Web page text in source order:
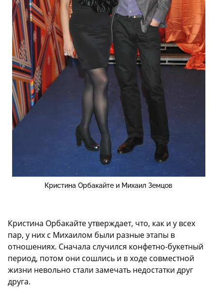
Кристина Орбакайте и Михаил Земцов
Кристина Орбакайте утверждает, что, как и у всех
пар, у них с Михаилом были разные этапы в
отношениях. Сначала случился конфетно-букетный
период, потом они сошлись и в ходе совместной
жизни невольно стали замечать недостатки друг
друга.